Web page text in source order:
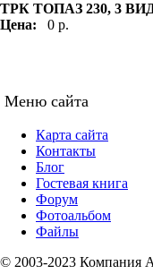
ТРК ТОПАЗ 230, 3
Цена:
0 р.
Меню сайта
Карта сайта
Контакты
Блог
Гостевая книга
Форум
Фотоальбом
Файлы
© 2003-2023 Компания